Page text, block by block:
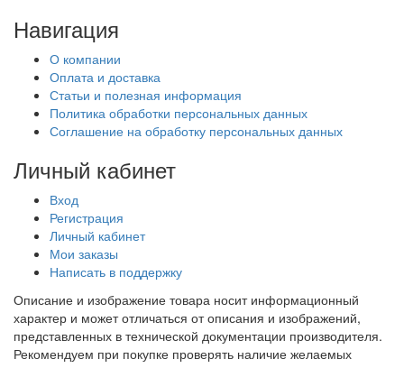
Навигация
О компании
Оплата и доставка
Статьи и полезная информация
Политика обработки персональных данных
Соглашение на обработку персональных данных
Личный кабинет
Вход
Регистрация
Личный кабинет
Мои заказы
Написать в поддержку
Описание и изображение товара носит информационный
характер и может отличаться от описания и изображений,
представленных в технической документации производителя.
Рекомендуем при покупке проверять наличие желаемых